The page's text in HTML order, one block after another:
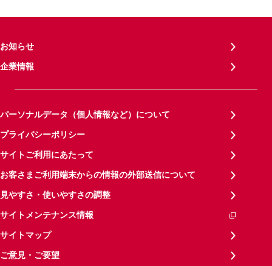
お知らせ
企業情報
パーソナルデータ（個人情報など）について
プライバシーポリシー
サイトご利用にあたって
お客さまご利用端末からの情報の外部送信について
見やすさ・使いやすさの調整
サイトメンテナンス情報
サイトマップ
ご意見・ご要望